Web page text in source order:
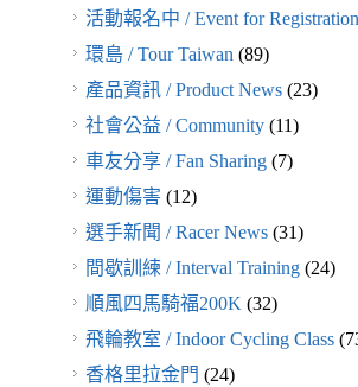
活動報名中 / Event for Registration
環島 / Tour Taiwan(89)
產品資訊 / Product News(23)
社會公益 / Community(11)
車友分享 / Fan Sharing(7)
運動傷害(12)
選手新聞 / Racer News(31)
間歇訓練 / Interval Training(24)
順風四馬騎福200K(32)
飛輪教室 / Indoor Cycling Class
香格里拉金門 (24)